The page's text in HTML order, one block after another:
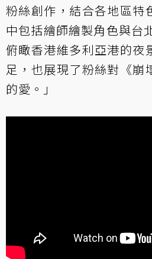
粉絲創作，結合各地區特
中包括繪師繪製角色與台
俯瞰香港維多利亞港的夜
足，也展現了粉絲對《崩
的愛。」